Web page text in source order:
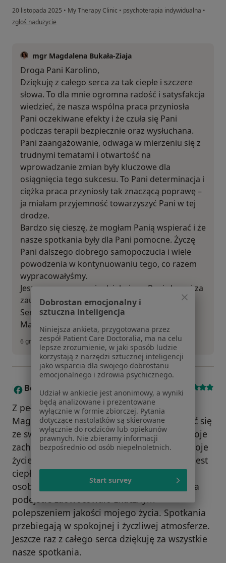
20 listopada 2025 • My Therapy Clinic • psychoterapia indywidualna •
w opinii użytkownika Karolina
zgłoś nadużycie
mgr Magdalena Bukała-Ziaja
Droga Pani Karolino,
Dziękuję z całego serca za tak ciepłe i szczere
słowa. To dla mnie ogromna radość i satysfakcja
wiedzieć, że nasza wspólna praca przyniosła
Pani oczekiwane efekty i że czuła się Pani
podczas terapii bezpiecznie oraz wysłuchana.
Pani zaangażowanie, odwaga w mierzeniu się z
trudnymi tematami i otwartość na
wprowadzanie zmian były kluczowe dla
osiągnięcia tego sukcesu. To Pani determinacja i
ciężka praca przyniosły tak znaczącą poprawę –
ja miałam przyjemność towarzyszyć Pani w tej
drodze.
Bardzo się cieszę, że mogłam Panią wspierać i że
nasze spotkania były dla Pani pomocne. Życzę
Pani dalszego dobrego samopoczucia i wiele
powodzenia w kontynuowaniu tego, co razem
wypracowałyśmy.
Jeszcze raz ogromnie dziękuję za Pani słowa i za
zaufanie, którym mnie Pani obdarzyła.
Serdecznie pozdrawiam,
Magdalena Bukała-Ziaja
6 grudnia 2025
B Bernadeta
Z pełnym przekonaniem polecam panią
Magdalenę każdemu, kto potrzebuje uporać się
ze swoimi problemami, lepiej zrozumieć swoje
zachowania i emocje, czy też spojrzeć na swoje
życie z innej perspektywy. Pani Magdalena jest
ciepłą, empatyczną i bardzo sympatyczną
osobą. Jej profesjonalne i pełne zrozumienia
podejście zaowocowało znacznym
polepszeniem jakości mojego życia. Spotkania
przebiegają w spokojnej i życzliwej atmosferze.
Jeszcze raz z całego serca dziękuję za wszystkie
nasze spotkania.
Dobrostan emocjonalny i
sztuczna inteligencja
Niniejsza ankieta, przygotowana przez
zespół Patient Care Doctoralia, ma na celu
lepsze zrozumienie, w jaki sposób ludzie
korzystają z narzędzi sztucznej inteligencji
jako wsparcia dla swojego dobrostanu
emocjonalnego i zdrowia psychicznego.
Udział w ankiecie jest anonimowy, a wyniki
będą analizowane i prezentowane
wyłącznie w formie zbiorczej. Pytania
dotyczące nastolatków są skierowane
wyłącznie do rodziców lub opiekunów
prawnych. Nie zbieramy informacji
bezpośrednio od osób niepełnoletnich.
Start survey